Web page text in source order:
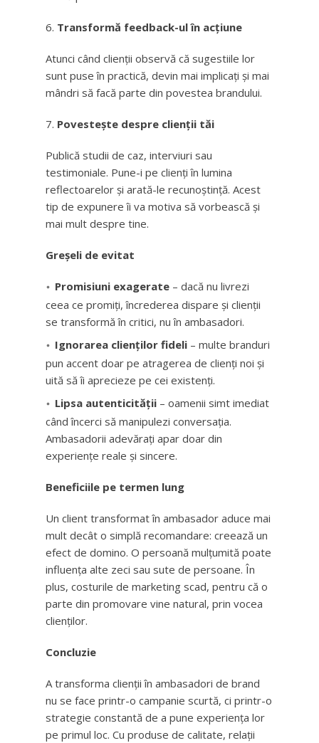
Transformă feedback-ul în acțiune
Atunci când clienții observă că sugestiile lor
sunt puse în practică, devin mai implicați și mai
mândri să facă parte din povestea brandului.
Povestește despre clienții tăi
Publică studii de caz, interviuri sau
testimoniale. Pune-i pe clienți în lumina
reflectoarelor și arată-le recunoștință. Acest
tip de expunere îi va motiva să vorbească și
mai mult despre tine.
Greșeli de evitat
Promisiuni exagerate – dacă nu livrezi
ceea ce promiți, încrederea dispare și clienții
se transformă în critici, nu în ambasadori.
Ignorarea clienților fideli – multe branduri
pun accent doar pe atragerea de clienți noi și
uită să îi aprecieze pe cei existenți.
Lipsa autenticității – oamenii simt imediat
când încerci să manipulezi conversația.
Ambasadorii adevărați apar doar din
experiențe reale și sincere.
Beneficiile pe termen lung
Un client transformat în ambasador aduce mai
mult decât o simplă recomandare: creează un
efect de domino. O persoană mulțumită poate
influența alte zeci sau sute de persoane. În
plus, costurile de marketing scad, pentru că o
parte din promovare vine natural, prin vocea
clienților.
Concluzie
A transforma clienții în ambasadori de brand
nu se face printr-o campanie scurtă, ci printr-o
strategie constantă de a pune experiența lor
pe primul loc. Cu produse de calitate, relații